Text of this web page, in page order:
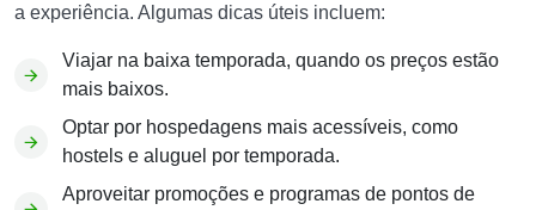
a experiência. Algumas dicas úteis incluem:
Viajar na baixa temporada, quando os preços estão
mais baixos.
Optar por hospedagens mais acessíveis, como
hostels e aluguel por temporada.
Aproveitar promoções e programas de pontos de